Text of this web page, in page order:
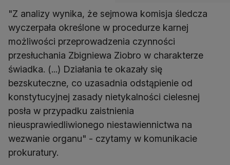
"Z analizy wynika, że sejmowa komisja śledcza
wyczerpała określone w procedurze karnej
możliwości przeprowadzenia czynności
przesłuchania Zbigniewa Ziobro w charakterze
świadka. (...) Działania te okazały się
bezskuteczne, co uzasadnia odstąpienie od
konstytucyjnej zasady nietykalności cielesnej
posła w przypadku zaistnienia
nieusprawiedliwionego niestawiennictwa na
wezwanie organu" - czytamy w komunikacie
prokuratury.